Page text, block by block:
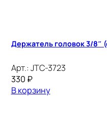
Держатель головок 3/8″
Арт.: JTC-3723
330 ₽
В корзину